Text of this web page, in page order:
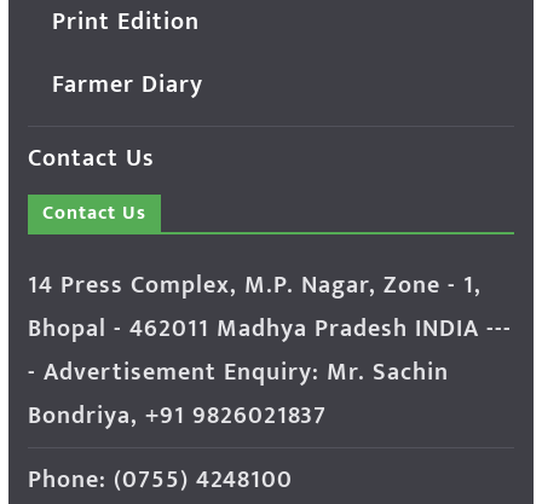
Print Edition
Farmer Diary
Contact Us
Contact Us
14 Press Complex, M.P. Nagar, Zone - 1,
Bhopal - 462011 Madhya Pradesh INDIA ---
- Advertisement Enquiry: Mr. Sachin
Bondriya, +91 9826021837
Phone: (0755) 4248100